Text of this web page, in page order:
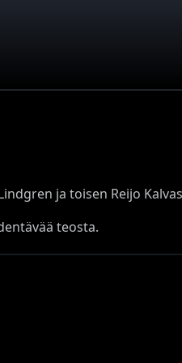
ja toisen Reijo
teosta.